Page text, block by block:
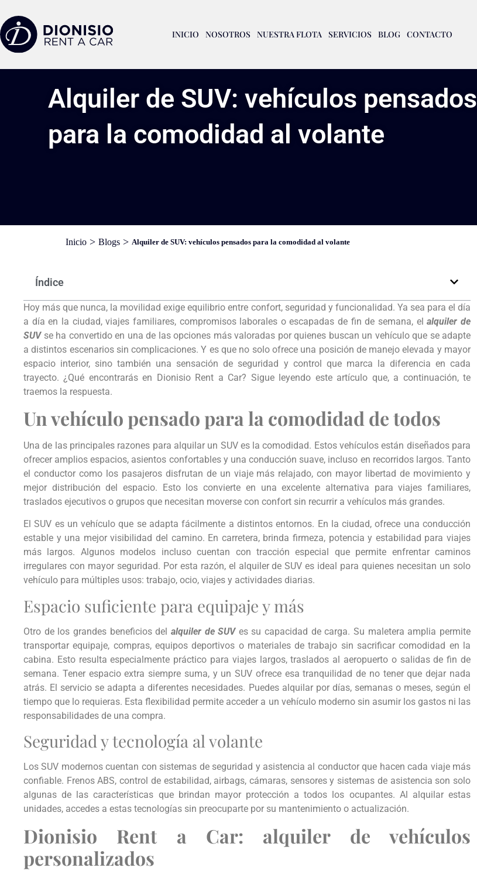
INICIO NOSOTROS NUESTRA FLOTA SERVICIOS BLOG CONTACTO
Alquiler de SUV: vehículos pensados
para la comodidad al volante
Inicio > Blogs > Alquiler de SUV: vehículos pensados para la comodidad al volante
Índice
Hoy más que nunca, la movilidad exige equilibrio entre confort, seguridad y funcionalidad. Ya sea para el día
a día en la ciudad, viajes familiares, compromisos laborales o escapadas de fin de semana, elalquiler de
SUV se ha convertido en una de las opciones más valoradas por quienes buscan un vehículo que se adapte
a distintos escenarios sin complicaciones. Y es que no solo ofrece una posición de manejo elevada y mayor
espacio interior, sino también una sensación de seguridad y control que marca la diferencia en cada
trayecto. ¿Qué encontrarás en Dionisio Rent a Car? Sigue leyendo este artículo que, a continuación, te
traemos la respuesta.
Un vehículo pensado para la comodidad de todos
Una de las principales razones para alquilar un SUV es la comodidad. Estos vehículos están diseñados para
ofrecer amplios espacios, asientos confortables y una conducción suave, incluso en recorridos largos. Tanto
el conductor como los pasajeros disfrutan de un viaje más relajado, con mayor libertad de movimiento y
mejor distribución del espacio. Esto los convierte en una excelente alternativa para viajes familiares,
traslados ejecutivos o grupos que necesitan moverse con confort sin recurrir a vehículos más grandes.
El SUV es un vehículo que se adapta fácilmente a distintos entornos. En la ciudad, ofrece una conducción
estable y una mejor visibilidad del camino. En carretera, brinda firmeza, potencia y estabilidad para viajes
más largos. Algunos modelos incluso cuentan con tracción especial que permite enfrentar caminos
irregulares con mayor seguridad. Por esta razón, el alquiler de SUV es ideal para quienes necesitan un solo
vehículo para múltiples usos: trabajo, ocio, viajes y actividades diarias.
Espacio suficiente para equipaje y más
Otro de los grandes beneficios del alquiler de SUV es su capacidad de carga. Su maletera amplia permite
transportar equipaje, compras, equipos deportivos o materiales de trabajo sin sacrificar comodidad en la
cabina. Esto resulta especialmente práctico para viajes largos, traslados al aeropuerto o salidas de fin de
semana. Tener espacio extra siempre suma, y un SUV ofrece esa tranquilidad de no tener que dejar nada
atrás. El servicio se adapta a diferentes necesidades. Puedes alquilar por días, semanas o meses, según el
tiempo que lo requieras. Esta flexibilidad permite acceder a un vehículo moderno sin asumir los gastos ni las
responsabilidades de una compra.
Seguridad y tecnología al volante
Los SUV modernos cuentan con sistemas de seguridad y asistencia al conductor que hacen cada viaje más
confiable. Frenos ABS, control de estabilidad, airbags, cámaras, sensores y sistemas de asistencia son solo
algunas de las características que brindan mayor protección a todos los ocupantes. Al alquilar estas
unidades, accedes a estas tecnologías sin preocuparte por su mantenimiento o actualización.
Dionisio Rent a Car: alquiler de vehículos
personalizados